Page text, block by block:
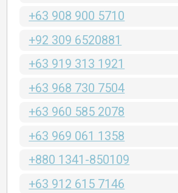
+63 908 900 5710
+92 309 6520881
+63 919 313 1921
+63 968 730 7504
+63 960 585 2078
+63 969 061 1358
+880 1341-850109
+63 912 615 7146